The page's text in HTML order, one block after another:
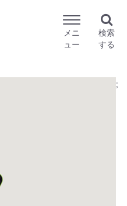
メニ
ュー
検索
する
;